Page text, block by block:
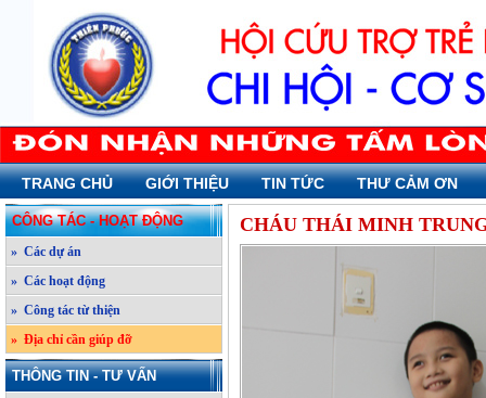
TRANG CHỦ GIỚI THIỆU TIN TỨC THƯ CẢM ƠN
CÔNG TÁC - HOẠT ĐỘNG
» Các dự án
» Các hoạt động
» Công tác từ thiện
» Địa chỉ cần giúp đỡ
THÔNG TIN - TƯ VẤN
CHÁU THÁI MINH